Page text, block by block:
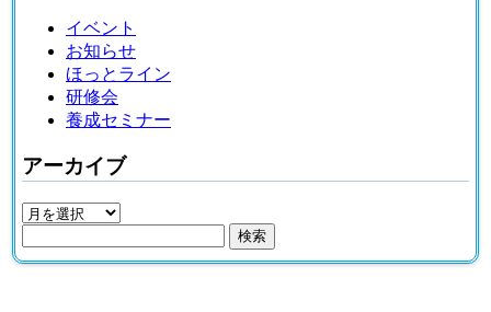
イベント
お知らせ
ほっとライン
研修会
養成セミナー
アーカイブ
ア
カ
索: